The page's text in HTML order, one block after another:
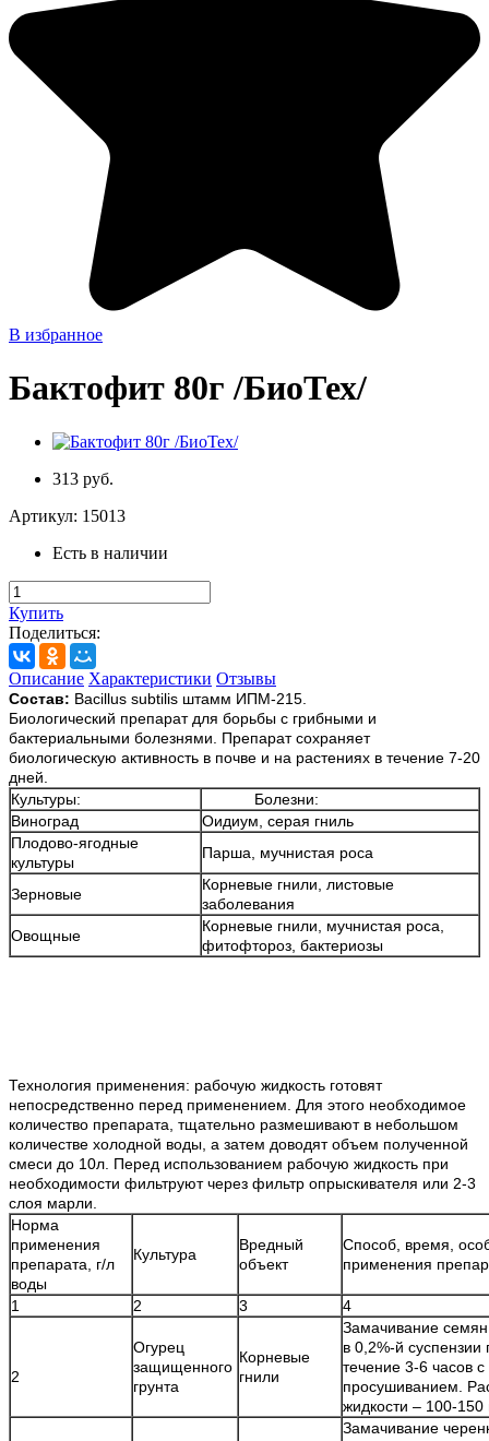
В избранное
Бактофит 80г /БиоТех/
313 руб.
Артикул: 15013
Есть в наличии
Купить
Поделиться:
Описание Характеристики Отзывы
Состав: Bacillus subtilis штамм ИПМ-215.
Биологический препарат для борьбы с грибными и
бактериальными болезнями. Препарат сохраняет
биологическую активность в почве и на растениях в течение 7-20
дней.
Культуры:
Болезни:
Виноград
Оидиум, серая гниль
Плодово-ягодные
культуры
Парша, мучнистая роса
Зерновые
Корневые гнили, листовые
заболевания
Овощные
Корневые гнили, мучнистая роса,
фитофтороз, бактериозы
Технология применения: рабочую жидкость готовят
непосредственно перед применением. Для этого необходимое
количество препарата, тщательно размешивают в небольшом
количестве холодной воды, а затем доводят объем полученной
смеси до 10л. Перед использованием рабочую жидкость при
необходимости фильтруют через фильтр опрыскивателя или 2-3
слоя марли.
Норма
применения
препарата, г/л
воды
Культура
Вредный
объект
Способ, время,
применения
1 2 3 4
2
Огурец
защищенного
грунта
Корневые
гнили
Замачивание
в 0,2%-й суспензии
течение 3-6 часов
просушиванием.
жидкости – 100-
Замачивание